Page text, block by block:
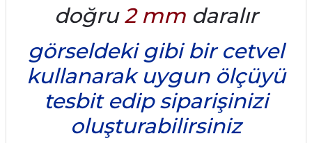
doğru2 mm daralır
görseldeki gibi bir cetvel
kullanarak uygun ölçüyü
tesbit edip siparişinizi
oluşturabilirsiniz